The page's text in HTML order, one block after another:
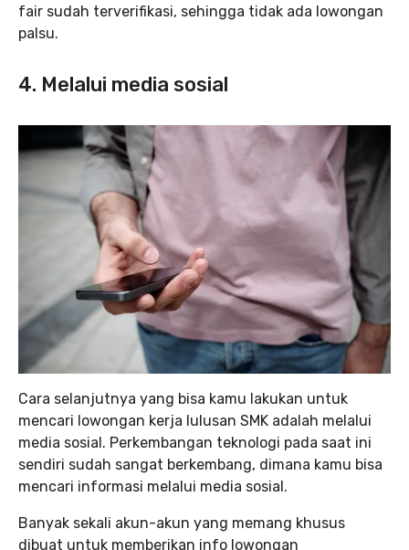
fair sudah terverifikasi, sehingga tidak ada lowongan
palsu.
4. Melalui media sosial
Cara selanjutnya yang bisa kamu lakukan untuk
mencari lowongan kerja lulusan SMK adalah melalui
media sosial. Perkembangan teknologi pada saat ini
sendiri sudah sangat berkembang, dimana kamu bisa
mencari informasi melalui media sosial.
Banyak sekali akun-akun yang memang khusus
dibuat untuk memberikan info lowongan